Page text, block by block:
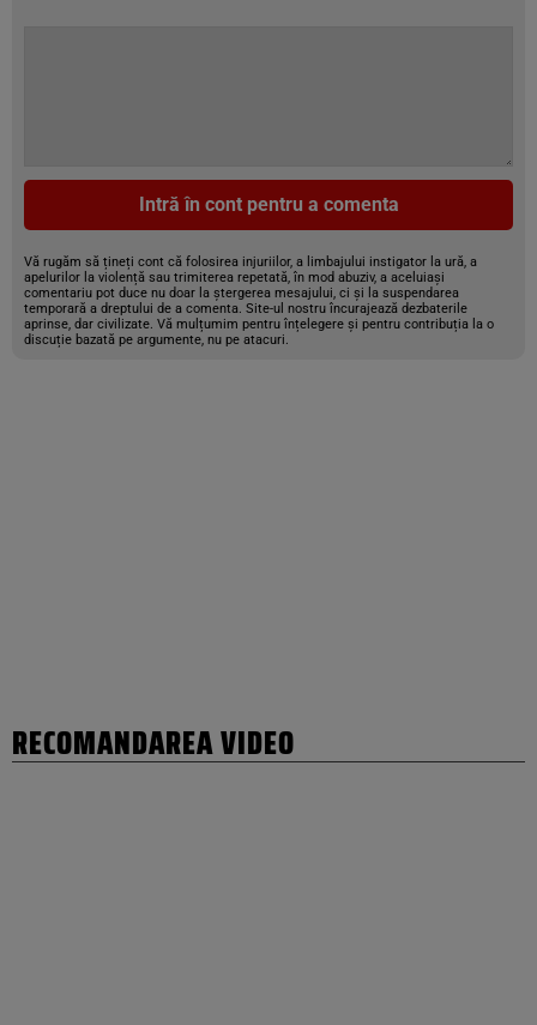
Intră în cont pentru a comenta
Vă rugăm să țineți cont că folosirea injuriilor, a limbajului instigator la ură, a
apelurilor la violență sau trimiterea repetată, în mod abuziv, a aceluiași
comentariu pot duce nu doar la ștergerea mesajului, ci și la suspendarea
temporară a dreptului de a comenta. Site-ul nostru încurajează dezbaterile
aprinse, dar civilizate. Vă mulțumim pentru înțelegere și pentru contribuția la o
discuție bazată pe argumente, nu pe atacuri.
RECOMANDAREA VIDEO